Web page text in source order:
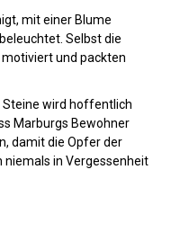
mit einer Blume
Selbst die
und packten
Steine wird hoffentlich
Marburgs Bewohner
damit die Opfer der
in Vergessenheit